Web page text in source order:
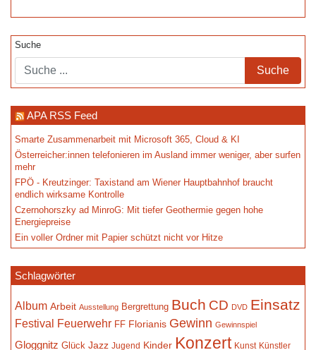
Suche
APA RSS Feed
Smarte Zusammenarbeit mit Microsoft 365, Cloud & KI
Österreicher:innen telefonieren im Ausland immer weniger, aber surfen
mehr
FPÖ - Kreutzinger: Taxistand am Wiener Hauptbahnhof braucht
endlich wirksame Kontrolle
Czernohorszky ad MinroG: Mit tiefer Geothermie gegen hohe
Energiepreise
Ein voller Ordner mit Papier schützt nicht vor Hitze
Schlagwörter
Album Arbeit Ausstellung Bergrettung Buch CD DVD Einsatz
Festival Feuerwehr FF Florianis Gewinn Gewinnspiel
Gloggnitz Glück Jazz Jugend Kinder Konzert Kunst Künstler